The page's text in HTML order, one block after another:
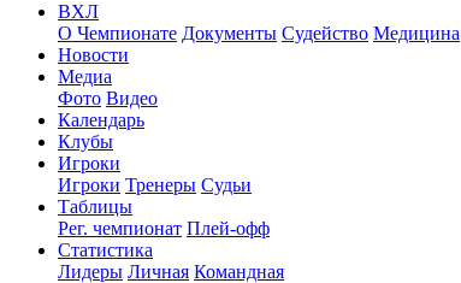
ВХЛ
О Чемпионате Документы Судейство Медицина
Новости
Медиа
Фото Видео
Календарь
Клубы
Игроки
Игроки Тренеры Судьи
Таблицы
Рег. чемпионат Плей-офф
Статистика
Лидеры Личная Командная